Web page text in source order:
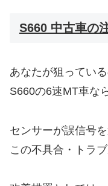
S660 中古車の
あなたが狙ってい
S660の6速MT車な
センサーが誤信号
この不具合・トラブ